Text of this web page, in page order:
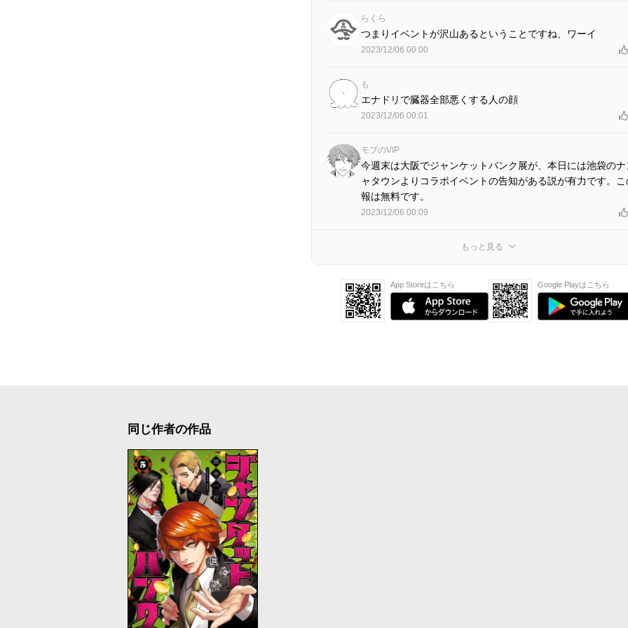
らくら
つまりイベントが沢山あるということですね、ワーイ
2023/12/06 00:00
も
エナドリで臓器全部悪くする人の顔
2023/12/06 00:01
モブのVIP
今週末は大阪でジャンケットバンク展が、本日には池袋のナ
ャタウンよりコラボイベントの告知がある説が有力です。
報は無料です。
2023/12/06 00:09
もっと見る
App Storeはこちら Google Playはこちら
同じ作者の作品